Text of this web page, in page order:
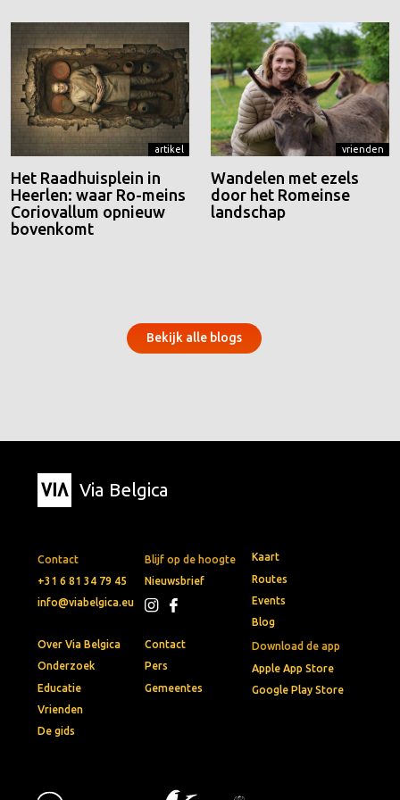
artikel
Het Raadhuisplein in
Heerlen: waar Ro-meins
Coriovallum opnieuw
bovenkomt
vrienden
Wandelen met ezels
door het Romeinse
landschap
Bekijk alle blogs
Via Belgica
Contact
+31 6 81 34 79 45
info@viabelgica.eu
Blijf op de hoogte
Nieuwsbrief
Download de app
Apple App Store
Google Play Store
Kaart
Routes
Events
Blog
Over Via Belgica
Onderzoek
Educatie
Vrienden
De gids
Contact
Pers
Gemeentes